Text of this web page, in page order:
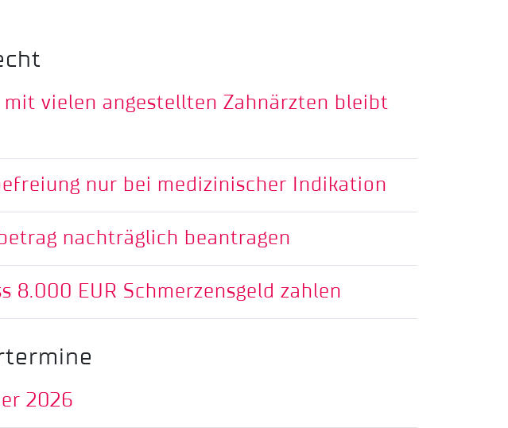
mit vielen angestellten Zahnärzten bleibt
nur bei medizinischer Indikation
nachträglich beantragen
8.000 EUR Schmerzensgeld zahlen
2026